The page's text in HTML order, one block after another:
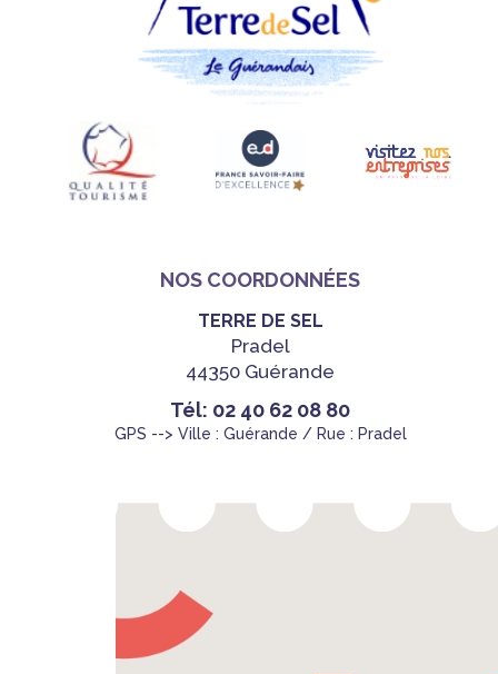
NOS COORDONNÉES
TERRE DE SEL
Pradel
44350 Guérande
Tél: 02 40 62 08 80
GPS --> Ville : Guérande / Rue : Pradel